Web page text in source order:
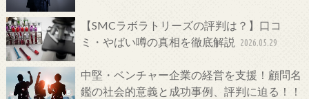
【SMCラボラトリーズの評判は？】口コ
ミ・やばい噂の真相を徹底解説
2026.05.29
中堅・ベンチャー企業の経営を支援！顧問名
鑑の社会的意義と成功事例、評判に迫る！！